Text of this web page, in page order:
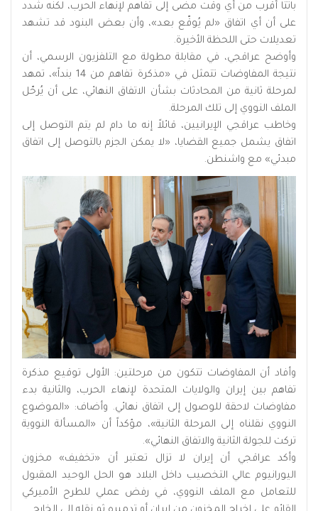
باتتا أقرب من أي وقت مضى إلى تفاهم لإنهاء الحرب، لكنه شدد
على أن أي اتفاق «لم يُوقّع بعد»، وأن بعض البنود قد تشهد
تعديلات حتى اللحظة الأخيرة.
وأوضح عراقجي، في مقابلة مطولة مع التلفزيون الرسمي، أن
نتيجة المفاوضات تتمثل في «مذكرة تفاهم من 14 بنداً»، تمهد
لمرحلة ثانية من المحادثات بشأن الاتفاق النهائي، على أن يُرحّل
الملف النووي إلى تلك المرحلة.
وخاطب عراقجي الإيرانيين، قائلاً إنه ما دام لم يتم التوصل إلى
اتفاق يشمل جميع القضايا، «لا يمكن الجزم بالتوصل إلى اتفاق
مبدئي» مع واشنطن.
وأفاد أن المفاوضات تتكون من مرحلتين: الأولى توقيع مذكرة
تفاهم بين إيران والولايات المتحدة لإنهاء الحرب، والثانية بدء
مفاوضات لاحقة للوصول إلى اتفاق نهائي. وأضاف: «الموضوع
النووي نقلناه إلى المرحلة الثانية»، مؤكداً أن «المسألة النووية
تركت للجولة الثانية والاتفاق النهائي».
وأكد عراقجي أن إيران لا تزال تعتبر أن «تخفيف» مخزون
اليورانيوم عالي التخصيب داخل البلاد هو الحل الوحيد المقبول
للتعامل مع الملف النووي، في رفض عملي للطرح الأميركي